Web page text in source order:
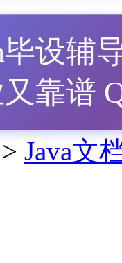
毕设辅
靠谱
> Java文